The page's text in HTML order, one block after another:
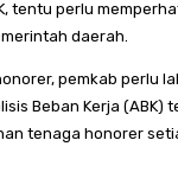
tentu perlu
daerah.
pemkab perlu
Beban Kerja (ABK)
tenaga honorer